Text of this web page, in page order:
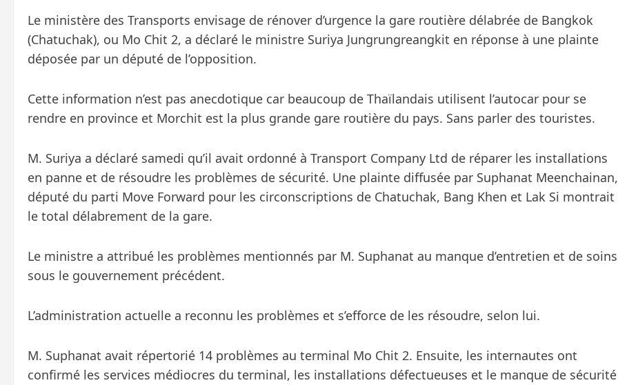
Le ministère des Transports envisage de rénover d’urgence la gare routière délabrée de Bangkok
(Chatuchak), ou Mo Chit 2, a déclaré le ministre Suriya Jungrungreangkit en réponse à une plainte
déposée par un député de l’opposition.
Cette information n’est pas anecdotique car beaucoup de Thaïlandais utilisent l’autocar pour se
rendre en province et Morchit est la plus grande gare routière du pays. Sans parler des touristes.
M. Suriya a déclaré samedi qu’il avait ordonné à Transport Company Ltd de réparer les installations
en panne et de résoudre les problèmes de sécurité. Une plainte diffusée par Suphanat Meenchainan,
député du parti Move Forward pour les circonscriptions de Chatuchak, Bang Khen et Lak Si montrait
le total délabrement de la gare.
Le ministre a attribué les problèmes mentionnés par M. Suphanat au manque d’entretien et de soins
sous le gouvernement précédent.
L’administration actuelle a reconnu les problèmes et s’efforce de les résoudre, selon lui.
M. Suphanat avait répertorié 14 problèmes au terminal Mo Chit 2. Ensuite, les internautes ont
confirmé les services médiocres du terminal, les installations défectueuses et le manque de sécurité